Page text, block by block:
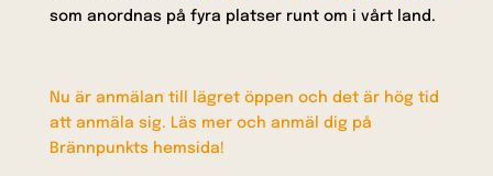
som anordnas på fyra platser runt om i vårt land.
Nu är anmälan till lägret öppen och det är hög tid
att anmäla sig. Läs mer och anmäl dig på
Brännpunkts hemsida!